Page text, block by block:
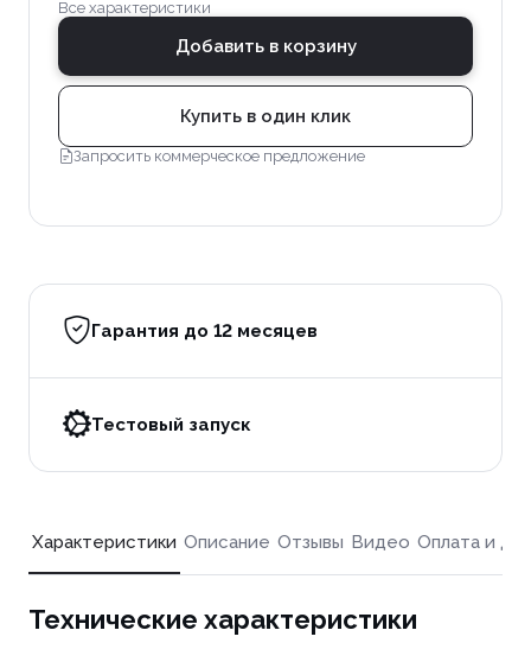
Все характеристики
Добавить в корзину
Купить в один клик
Запросить коммерческое предложение
Гарантия до 12 месяцев
Тестовый запуск
Характеристики Описание Отзывы Видео Оплата и
Технические характеристики